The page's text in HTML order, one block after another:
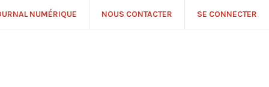
NUMÉRIQUE NOUS CONTACTER SE CONNECTER